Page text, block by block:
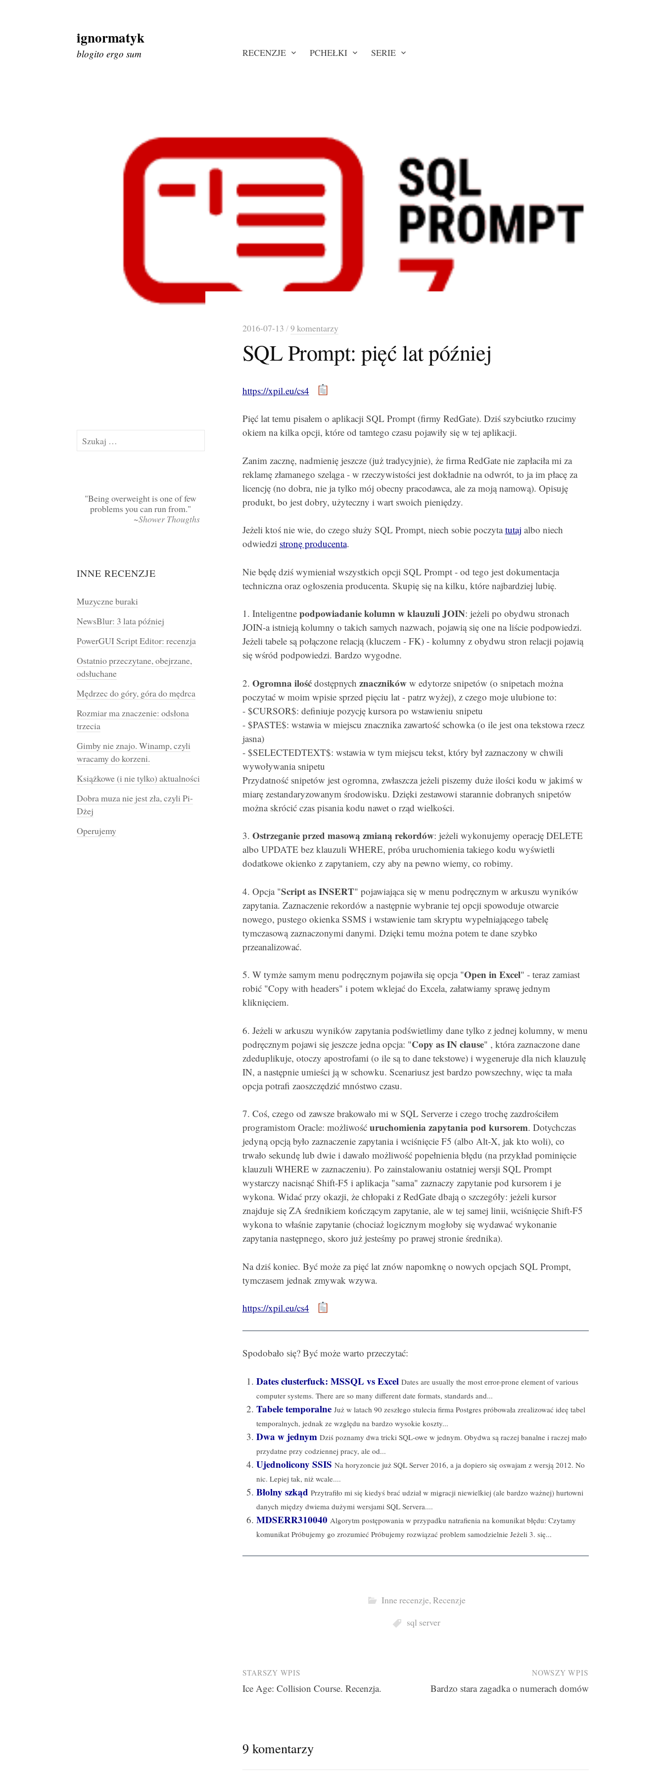
Skip
to
content
ignormatyk
blogito ergo sum RECENZJE PCHEŁKI SERIE
2016-07-13 /9 komentarzy
SQL Prompt: pięć lat później
https://xpil.eu/cs4
Pięć lat temu pisałem o aplikacji SQL Prompt (firmy RedGate). Dziś szybciutko rzucimy
okiem na kilka opcji, które od tamtego czasu pojawiły się w tej aplikacji.
Zanim zacznę, nadmienię jeszcze (już tradycyjnie), że firma RedGate nie zapłaciła mi za
reklamę złamanego szeląga - w rzeczywistości jest dokładnie na odwrót, to ja im płacę za
licencję (no dobra, nie ja tylko mój obecny pracodawca, ale za moją namową). Opisuję
produkt, bo jest dobry, użyteczny i wart swoich pieniędzy.
Jeżeli ktoś nie wie, do czego służy SQL Prompt, niech sobie poczytatutaj albo niech
odwiedzi stronę producenta.
Nie będę dziś wymieniał wszystkich opcji SQL Prompt - od tego jest dokumentacja
techniczna oraz ogłoszenia producenta. Skupię się na kilku, które najbardziej lubię.
1. Inteligentne podpowiadanie kolumn w klauzuli JOIN: jeżeli po obydwu stronach
JOIN-a istnieją kolumny o takich samych nazwach, pojawią się one na liście podpowiedzi.
Jeżeli tabele są połączone relacją (kluczem - FK) - kolumny z obydwu stron relacji pojawią
się wśród podpowiedzi. Bardzo wygodne.
2. Ogromna ilość dostępnych znacznikóww edytorze snipetów (o snipetach można
poczytać w moim wpisie sprzed pięciu lat - patrz wyżej), z czego moje ulubione to:
- $CURSOR$: definiuje pozycję kursora po wstawieniu snipetu
- $PASTE$: wstawia w miejscu znacznika zawartość schowka (o ile jest ona tekstowa rzecz
jasna)
- $SELECTEDTEXT$: wstawia w tym miejscu tekst, który był zaznaczony w chwili
wywoływania snipetu
Przydatność snipetów jest ogromna, zwłaszcza jeżeli piszemy duże ilości kodu w jakimś w
miarę zestandaryzowanym środowisku. Dzięki zestawowi starannie dobranych snipetów
można skrócić czas pisania kodu nawet o rząd wielkości.
3. Ostrzeganie przed masową zmianą rekordów: jeżeli wykonujemy operację DELETE
albo UPDATE bez klauzuli WHERE, próba uruchomienia takiego kodu wyświetli
dodatkowe okienko z zapytaniem, czy aby na pewno wiemy, co robimy.
4. Opcja "Script as INSERT" pojawiająca się w menu podręcznym w arkuszu wyników
zapytania. Zaznaczenie rekordów a następnie wybranie tej opcji spowoduje otwarcie
nowego, pustego okienka SSMS i wstawienie tam skryptu wypełniającego tabelę
tymczasową zaznaczonymi danymi. Dzięki temu można potem te dane szybko
przeanalizować.
5. W tymże samym menu podręcznym pojawiła się opcja "Open in Excel" - teraz zamiast
robić "Copy with headers" i potem wklejać do Excela, załatwiamy sprawę jednym
kliknięciem.
6. Jeżeli w arkuszu wyników zapytania podświetlimy dane tylko z jednej kolumny, w menu
podręcznym pojawi się jeszcze jedna opcja: "Copy as IN clause" , która zaznaczone dane
zdeduplikuje, otoczy apostrofami (o ile są to dane tekstowe) i wygeneruje dla nich klauzulę
IN, a następnie umieści ją w schowku. Scenariusz jest bardzo powszechny, więc ta mała
opcja potrafi zaoszczędzić mnóstwo czasu.
7. Coś, czego od zawsze brakowało mi w SQL Serverze i czego trochę zazdrościłem
programistom Oracle: możliwość uruchomienia zapytania pod kursorem. Dotychczas
jedyną opcją było zaznaczenie zapytania i wciśnięcie F5 (albo Alt-X, jak kto woli), co
trwało sekundę lub dwie i dawało możliwość popełnienia błędu (na przykład pominięcie
klauzuli WHERE w zaznaczeniu). Po zainstalowaniu ostatniej wersji SQL Prompt
wystarczy nacisnąć Shift-F5 i aplikacja "sama" zaznaczy zapytanie pod kursorem i je
wykona. Widać przy okazji, że chłopaki z RedGate dbają o szczegóły: jeżeli kursor
znajduje się ZA średnikiem kończącym zapytanie, ale w tej samej linii, wciśnięcie Shift-F5
wykona to właśnie zapytanie (chociaż logicznym mogłoby się wydawać wykonanie
zapytania następnego, skoro już jesteśmy po prawej stronie średnika).
Na dziś koniec. Być może za pięć lat znów napomknę o nowych opcjach SQL Prompt,
tymczasem jednak zmywak wzywa.
https://xpil.eu/cs4
Spodobało się? Być może warto przeczytać:
Dates clusterfuck: MSSQL vs Excel Dates are usually the most error-prone element of various
computer systems. There are so many different date formats, standards and...
Tabele temporalne Już w latach 90 zeszłego stulecia firma Postgres próbowała zrealizować ideę tabel
temporalnych, jednak ze względu na bardzo wysokie koszty...
Dwa w jednym Dziś poznamy dwa tricki SQL-owe w jednym. Obydwa są raczej banalne i raczej mało
przydatne przy codziennej pracy, ale od...
Ujednolicony SSIS Na horyzoncie już SQL Server 2016, a ja dopiero się oswajam z wersją 2012. No
nic. Lepiej tak, niż wcale....
Błolny szkąd Przytrafiło mi się kiedyś brać udział w migracji niewielkiej (ale bardzo ważnej) hurtowni
danych między dwiema dużymi wersjami SQL Servera....
MDSERR310040 Algorytm postępowania w przypadku natrafienia na komunikat błędu: Czytamy
komunikat Próbujemy go zrozumieć Próbujemy rozwiązać problem samodzielnie Jeżeli 3. się...
Inne recenzje,Recenzje
sql server
Post
navigation
STARSZY WPIS
Ice Age: Collision Course. Recenzja.
NOWSZY WPIS
Bardzo stara zagadka o numerach domów
9 komentarzy
Szukaj:
Being overweight is one of few
problems you can run from.
~Shower Thougths
INNE RECENZJE
Muzyczne buraki
NewsBlur: 3 lata później
PowerGUI Script Editor: recenzja
Ostatnio przeczytane, obejrzane,
odsłuchane
Mędrzec do góry, góra do mędrca
Rozmiar ma znaczenie: odsłona
trzecia
Gimby nie znajo. Winamp, czyli
wracamy do korzeni.
Książkowe (i nie tylko) aktualności
Dobra muza nie jest zła, czyli Pi-
Dżej
Operujemy